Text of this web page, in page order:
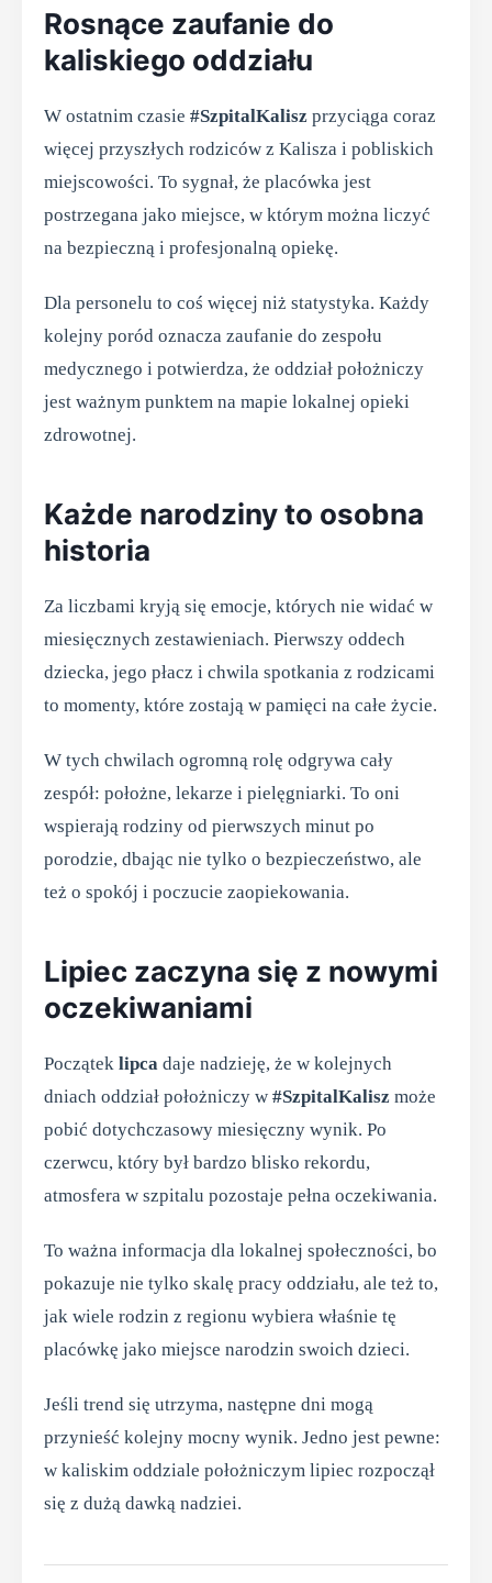
Rosnące zaufanie do
kaliskiego oddziału
W ostatnim czasie #SzpitalKalisz przyciąga coraz
więcej przyszłych rodziców z Kalisza i pobliskich
miejscowości. To sygnał, że placówka jest
postrzegana jako miejsce, w którym można liczyć
na bezpieczną i profesjonalną opiekę.
Dla personelu to coś więcej niż statystyka. Każdy
kolejny poród oznacza zaufanie do zespołu
medycznego i potwierdza, że oddział położniczy
jest ważnym punktem na mapie lokalnej opieki
zdrowotnej.
Każde narodziny to osobna
historia
Za liczbami kryją się emocje, których nie widać w
miesięcznych zestawieniach. Pierwszy oddech
dziecka, jego płacz i chwila spotkania z rodzicami
to momenty, które zostają w pamięci na całe życie.
W tych chwilach ogromną rolę odgrywa cały
zespół: położne, lekarze i pielęgniarki. To oni
wspierają rodziny od pierwszych minut po
porodzie, dbając nie tylko o bezpieczeństwo, ale
też o spokój i poczucie zaopiekowania.
Lipiec zaczyna się z nowymi
oczekiwaniami
Początek lipca daje nadzieję, że w kolejnych
dniach oddział położniczy w #SzpitalKalisz może
pobić dotychczasowy miesięczny wynik. Po
czerwcu, który był bardzo blisko rekordu,
atmosfera w szpitalu pozostaje pełna oczekiwania.
To ważna informacja dla lokalnej społeczności, bo
pokazuje nie tylko skalę pracy oddziału, ale też to,
jak wiele rodzin z regionu wybiera właśnie tę
placówkę jako miejsce narodzin swoich dzieci.
Jeśli trend się utrzyma, następne dni mogą
przynieść kolejny mocny wynik. Jedno jest pewne:
w kaliskim oddziale położniczym lipiec rozpoczął
się z dużą dawką nadziei.